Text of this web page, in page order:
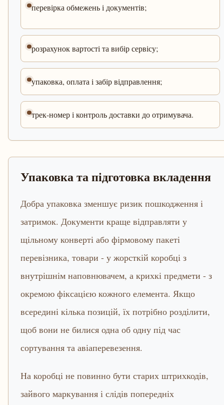
перевірка обмежень і документів;
розрахунок вартості та вибір сервісу;
упаковка, оплата і забір відправлення;
трек-номер і контроль доставки до отримувача.
Упаковка та підготовка вкладення
Добра упаковка зменшує ризик пошкодження і
затримок. Документи краще відправляти у
щільному конверті або фірмовому пакеті
перевізника, товари - у жорсткій коробці з
внутрішнім наповнювачем, а крихкі предмети - з
окремою фіксацією кожного елемента. Якщо
всередині кілька позицій, їх потрібно розділити,
щоб вони не билися одна об одну під час
сортування та авіаперевезення.
На коробці не повинно бути старих штрихкодів,
зайвого маркування і слідів попередніх